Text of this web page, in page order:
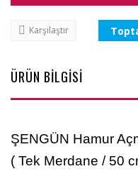
Karşılaştır
ÜRÜN BİLGİSİ
ŞENGÜN Hamur
( Tek Merdane / 50